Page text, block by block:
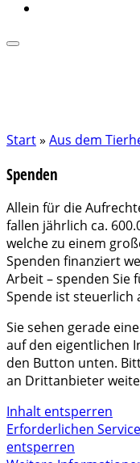
Start» Aus dem
Spenden
Allein für die
fallen jährlich ca.
welche zu einem
Spenden finanziert
Arbeit – spenden Sie
Spende ist steuerlich
Sie sehen gerade
auf den eigentlichen
den Button unten.
an Drittanbieter
Inhalt entsperren
Erforderlichen
entsperren